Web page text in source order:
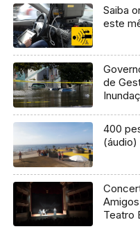
Saiba
este
de
400
(áudio)
Teatro